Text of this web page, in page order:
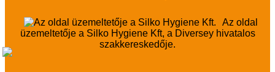
Az oldal
üzemeltetője a Silko Hygiene Kft, a Diversey hivatalos
szakkereskedője.